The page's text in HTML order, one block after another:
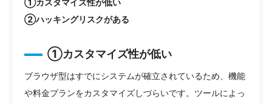
①カスタマイズ性が低い
②ハッキングリスクがある
①カスタマイズ性が低い
ブラウザ型はすでにシステムが確立されているため、機能
や料金プランをカスタマイズしづらいです。ツールによっ